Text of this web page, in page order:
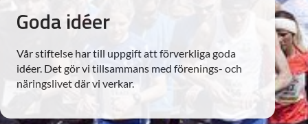
Goda idéer
Vår stiftelse har till uppgift att förverkliga goda
idéer. Det gör vi tillsammans med förenings- och
näringslivet där vi verkar.